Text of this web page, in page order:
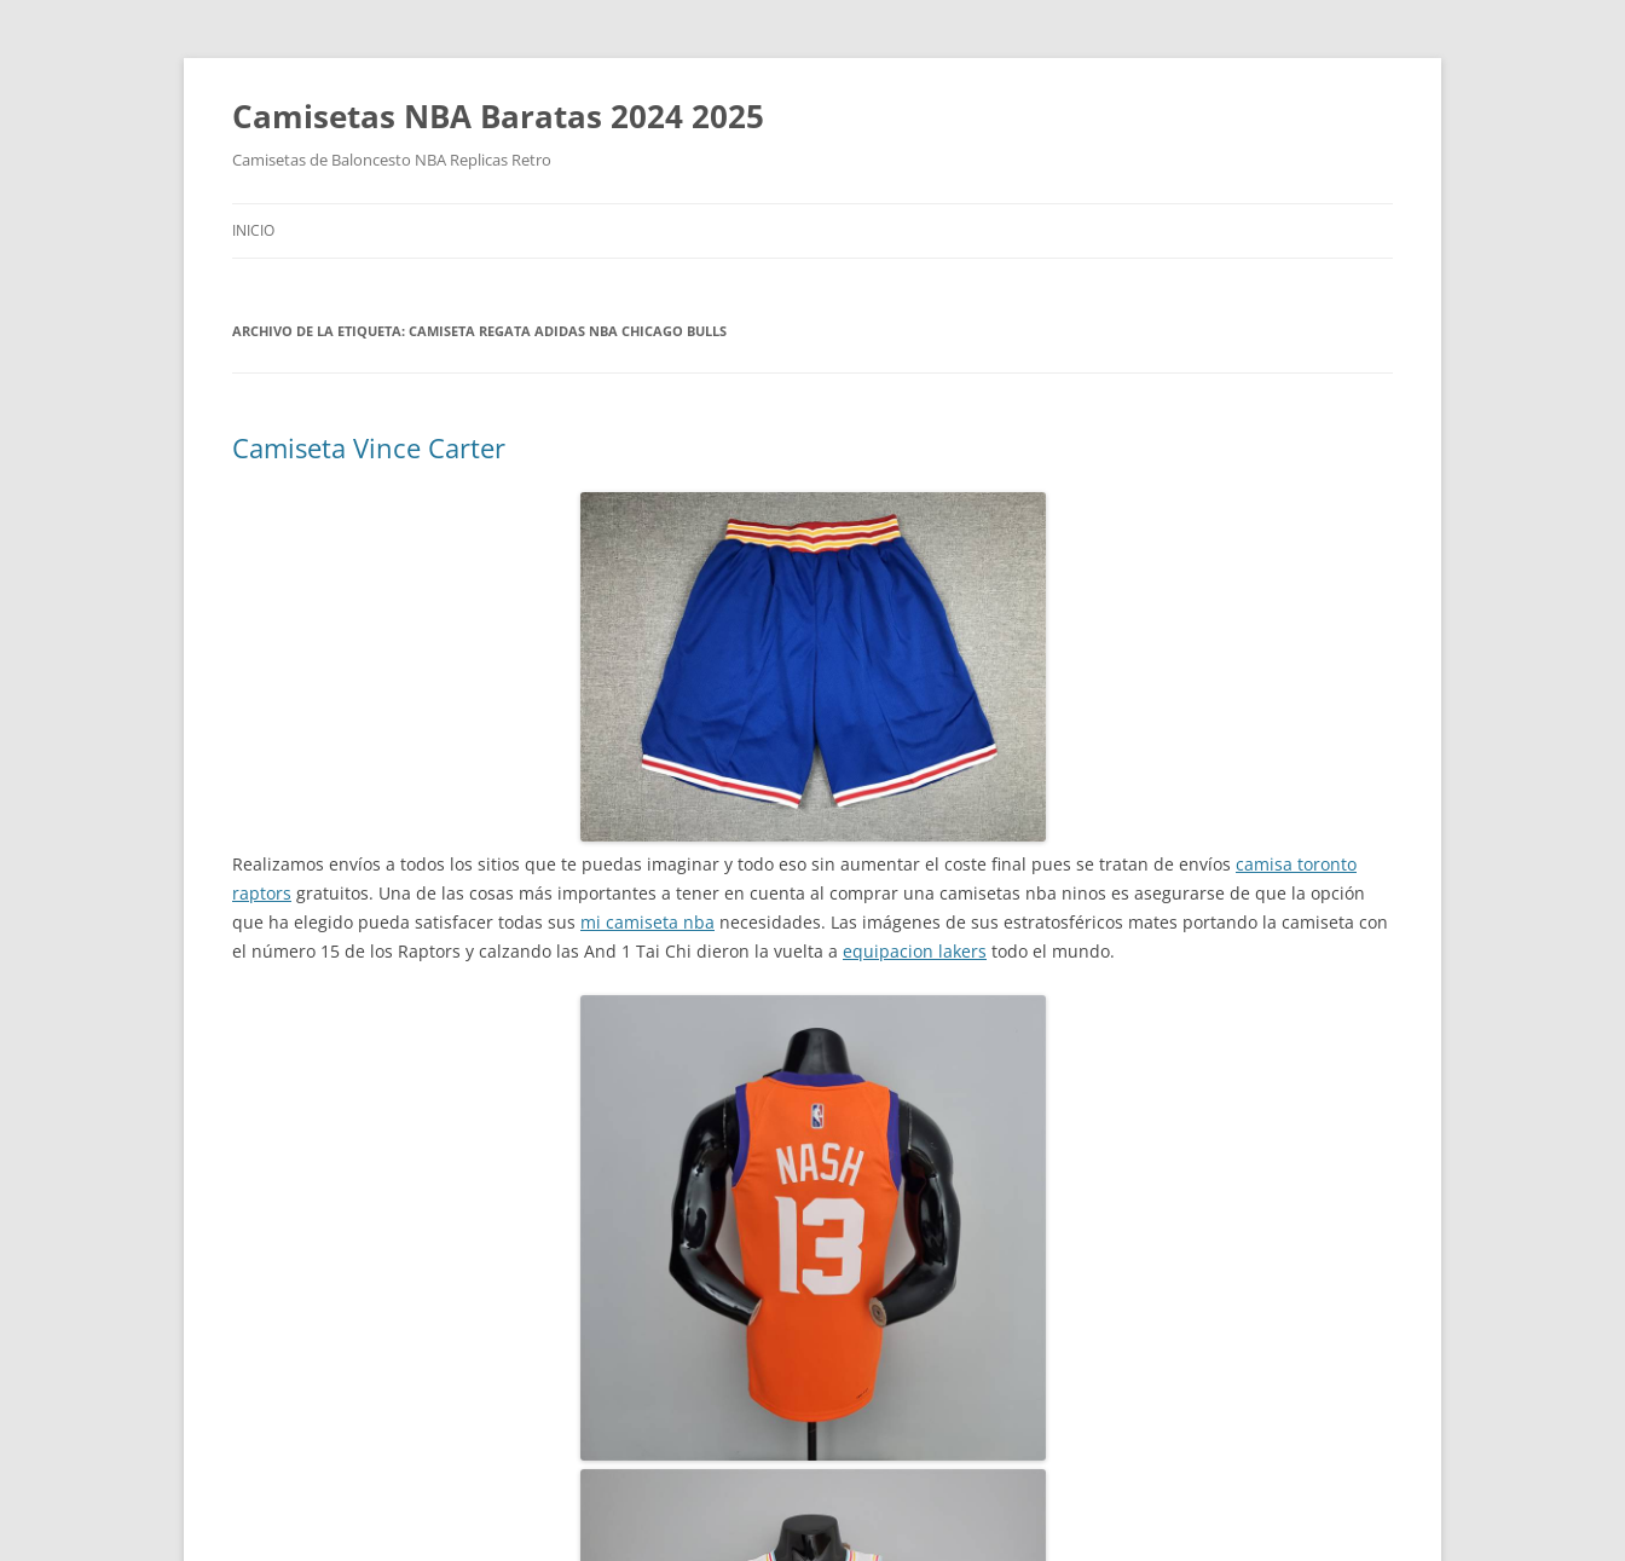
Camisetas NBA Baratas 2024 2025
Camisetas de Baloncesto NBA Replicas Retro
INICIO
ARCHIVO DE LA ETIQUETA: CAMISETA REGATA ADIDAS NBA CHICAGO BULLS
Camiseta Vince Carter
Realizamos envíos a todos los sitios que te puedas imaginar y todo eso sin aumentar el coste final pues se tratan de envíos camisa toronto
raptors gratuitos. Una de las cosas más importantes a tener en cuenta al comprar una camisetas nba ninos es asegurarse de que la opción
que ha elegido pueda satisfacer todas sus mi camiseta nba necesidades. Las imágenes de sus estratosféricos mates portando la camiseta con
el número 15 de los Raptors y calzando las And 1 Tai Chi dieron la vuelta a equipacion lakers todo el mundo.